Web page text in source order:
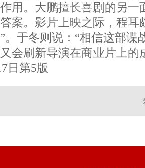
用。大鹏擅长喜剧的另一
案。影片上映之际，程耳
。于冬则说：“相信这部谍
又会刷新导演在商业片
日第5版